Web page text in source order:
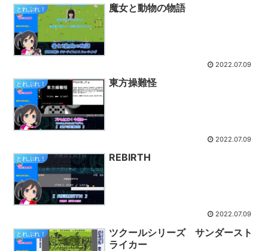
とれぷれ！ 魔女と動物の物語
2022.07.09
とれぷれ！ 東方操難怪
2022.07.09
とれぷれ！ REBIRTH
2022.07.09
とれぷれ！
ツクールシリーズ サンダースト
ライカー